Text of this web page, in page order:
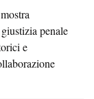
penale
e